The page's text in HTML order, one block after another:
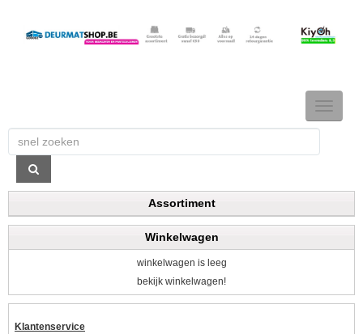
TOGGLE
Assortiment
Winkelwagen
winkelwagen is leeg
bekijk winkelwagen!
Klantenservice